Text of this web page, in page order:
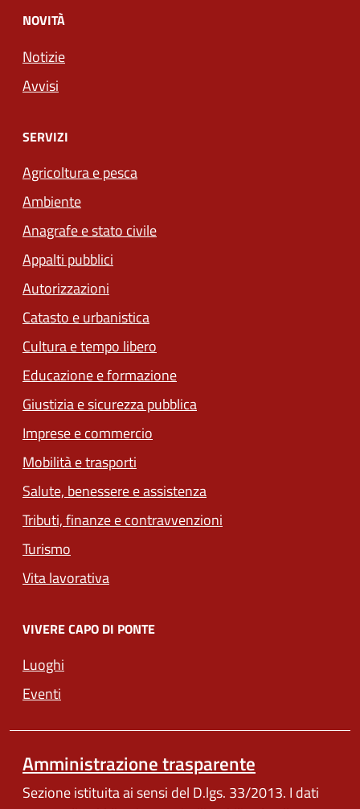
NOVITÀ
Notizie
Avvisi
SERVIZI
Agricoltura e pesca
Ambiente
Anagrafe e stato civile
Appalti pubblici
Autorizzazioni
Catasto e urbanistica
Cultura e tempo libero
Educazione e formazione
Giustizia e sicurezza pubblica
Imprese e commercio
Mobilità e trasporti
Salute, benessere e assistenza
Tributi, finanze e contravvenzioni
Turismo
Vita lavorativa
VIVERE CAPO DI PONTE
Luoghi
Eventi
Amministrazione trasparente
Sezione istituita ai sensi del D.lgs. 33/2013. I dati